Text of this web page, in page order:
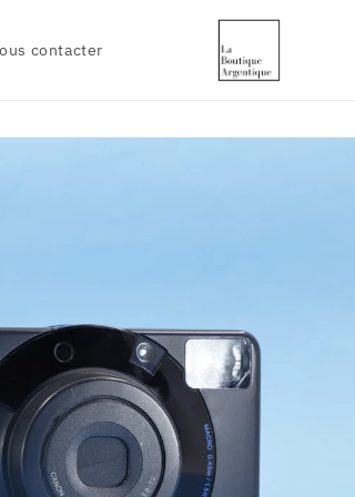
contacter